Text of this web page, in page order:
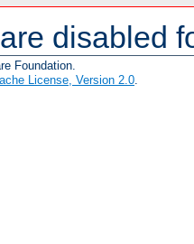
disabled
Foundation.
License, Version 2.0